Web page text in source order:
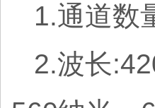
1.通道数
2.波长